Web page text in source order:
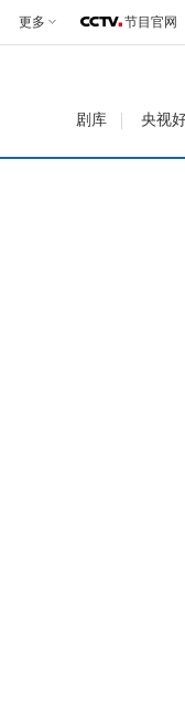
更多 节目官网
剧库 央视